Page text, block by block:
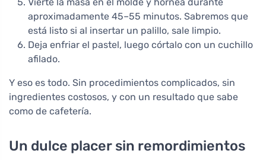
Vierte la masa en el molde y hornea durante
aproximadamente 45–55 minutos. Sabremos que
está listo si al insertar un palillo, sale limpio.
Deja enfriar el pastel, luego córtalo con un cuchillo
afilado.
Y eso es todo. Sin procedimientos complicados, sin
ingredientes costosos, y con un resultado que sabe
como de cafetería.
Un dulce placer sin remordimientos